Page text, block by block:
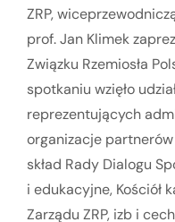
ZRP,
prof. Jan Klimek
Związku Rzemiosła
spotkaniu wzięło
reprezentujących
organizacje
skład Rady Dialogu
i edukacyjne, Kościół
Zarządu ZRP, izb i